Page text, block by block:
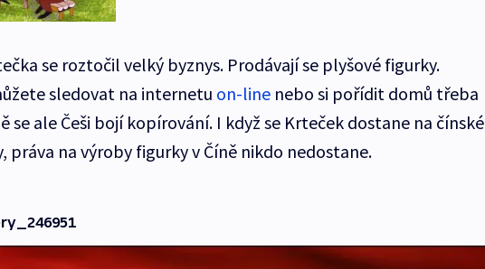
se roztočil velký byznys. Prodávají se plyšové figurky.
sledovat na internetu on-linenebo si pořídit domů třeba
se ale Češi bojí kopírování. I když se Krteček dostane na čínské
práva na výroby figurky v Číně nikdo nedostane.